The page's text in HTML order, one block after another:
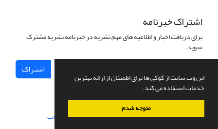
این وب سایت از کوکی ها برای اطمینان از ارائه بهترین
خدمات استفاده می کند.
متوجه شدم
اشتراک خبرنامه
برای دریافت اخبار و اطلاعیه های مهم نشریه در خبرنامه نشریه مشترک
شوید.
اشتراک
سامانه مدیریت نشریات علمی.طراحی و پیاده سازی از سیناوب